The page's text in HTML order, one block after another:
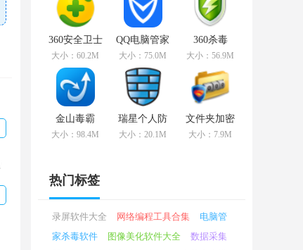
360安全卫士
v13.0.0.2036
官方版
大小：60.2M
QQ电脑管家
v15.0.22122.210
官方纯净版
大小：75.0M
360杀毒
v7.0.0.1001
官方版
大小：56.9M
金山毒霸
v2021.3.25.864
官方电脑版
大小：98.4M
瑞星个人防
火墙
v24.00.57.29
大小：20.1M
文件夹加密
超级大师
v17.15官方
大小：7.9M
热门标签
录屏软件大全 网络编程工具合集
电脑管
家杀毒软件
图像美化软件大全
数据采集